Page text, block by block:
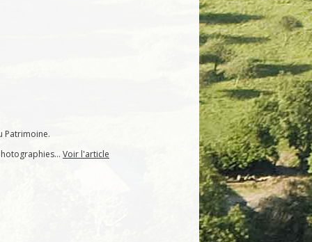
Patrimoine.
Voir l'article